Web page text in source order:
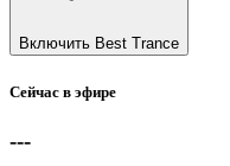
Включить Best Trance
Сейчас в эфире
---